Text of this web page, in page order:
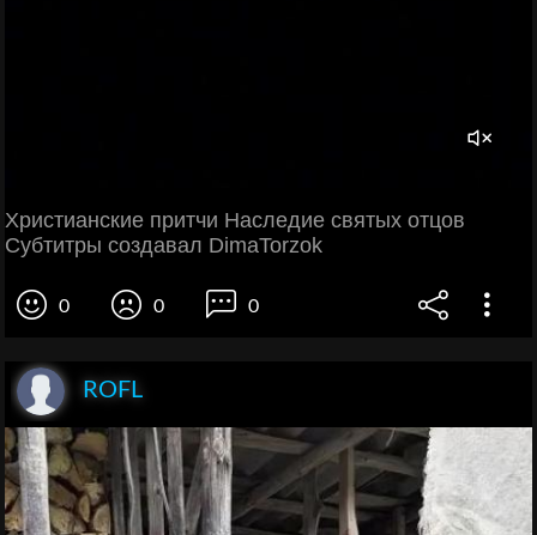
Христианские притчи Наследие святых отцов
Субтитры создавал DimaTorzok
0 0 0
ROFL